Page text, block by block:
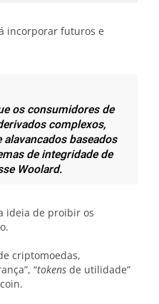
incorporar futuros e
os consumidores de
complexos,
baseados
de integridade de
Woolard.
ideia de proibir os
criptomoedas,
“tokens de utilidade”